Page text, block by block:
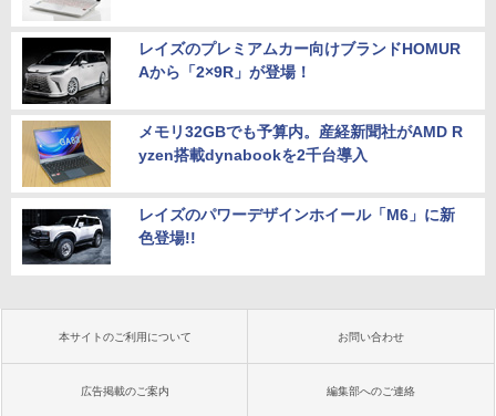
レイズのプレミアムカー向けブランドHOMUR
Aから「2×9R」が登場！
メモリ32GBでも予算内。産経新聞社がAMD R
yzen搭載dynabookを2千台導入
レイズのパワーデザインホイール「M6」に新
色登場!!
本サイトのご利用について お問い合わせ
広告掲載のご案内 編集部へのご連絡